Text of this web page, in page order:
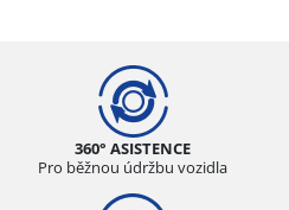
360° ASISTENCE
Pro běžnou údržbu vozidla